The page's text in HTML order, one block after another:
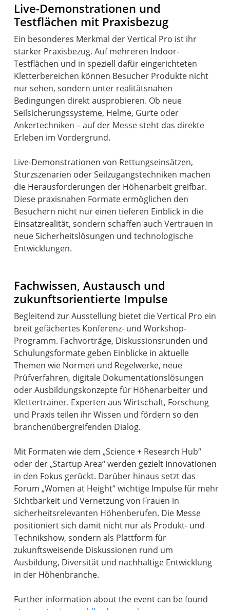
Live-Demonstrationen und
Testflächen mit Praxisbezug
Ein besonderes Merkmal der Vertical Pro ist ihr
starker Praxisbezug. Auf mehreren Indoor-
Testflächen und in speziell dafür eingerichteten
Kletterbereichen können Besucher Produkte nicht
nur sehen, sondern unter realitätsnahen
Bedingungen direkt ausprobieren. Ob neue
Seilsicherungssysteme, Helme, Gurte oder
Ankertechniken – auf der Messe steht das direkte
Erleben im Vordergrund.
Live-Demonstrationen von Rettungseinsätzen,
Sturzszenarien oder Seilzugangstechniken machen
die Herausforderungen der Höhenarbeit greifbar.
Diese praxisnahen Formate ermöglichen den
Besuchern nicht nur einen tieferen Einblick in die
Einsatzrealität, sondern schaffen auch Vertrauen in
neue Sicherheitslösungen und technologische
Entwicklungen.
Fachwissen, Austausch und
zukunftsorientierte Impulse
Begleitend zur Ausstellung bietet die Vertical Pro ein
breit gefächertes Konferenz- und Workshop-
Programm. Fachvorträge, Diskussionsrunden und
Schulungsformate geben Einblicke in aktuelle
Themen wie Normen und Regelwerke, neue
Prüfverfahren, digitale Dokumentationslösungen
oder Ausbildungskonzepte für Höhenarbeiter und
Klettertrainer. Experten aus Wirtschaft, Forschung
und Praxis teilen ihr Wissen und fördern so den
branchenübergreifenden Dialog.
Mit Formaten wie dem „Science + Research Hub“
oder der „Startup Area“ werden gezielt Innovationen
in den Fokus gerückt. Darüber hinaus setzt das
Forum „Women at Height“ wichtige Impulse für mehr
Sichtbarkeit und Vernetzung von Frauen in
sicherheitsrelevanten Höhenberufen. Die Messe
positioniert sich damit nicht nur als Produkt- und
Technikshow, sondern als Plattform für
zukunftsweisende Diskussionen rund um
Ausbildung, Diversität und nachhaltige Entwicklung
in der Höhenbranche.
Further information about the event can be found